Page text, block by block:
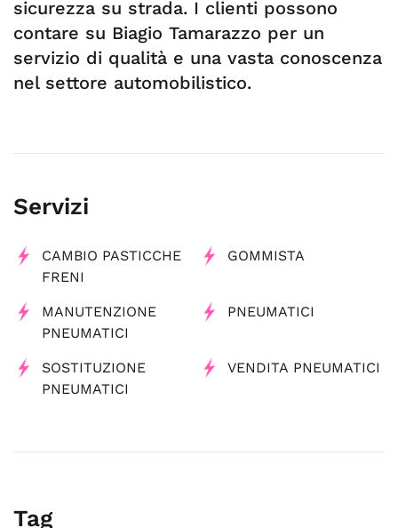
sicurezza su strada. I clienti possono
contare su Biagio Tamarazzo per un
servizio di qualità e una vasta conoscenza
nel settore automobilistico.
Servizi
CAMBIO PASTICCHE
FRENI
GOMMISTA
MANUTENZIONE
PNEUMATICI
PNEUMATICI
SOSTITUZIONE
PNEUMATICI
VENDITA PNEUMATICI
Tag